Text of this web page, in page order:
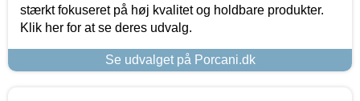
stærkt fokuseret på høj kvalitet og holdbare produkter.
Klik her for at se deres udvalg.
Se udvalget på Porcani.dk